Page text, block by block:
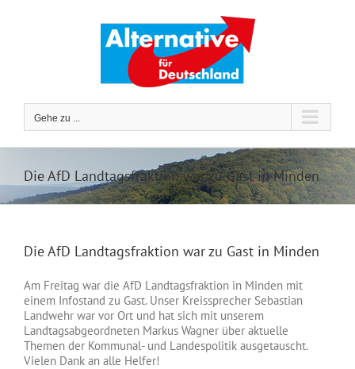
Gehe zu ...
Die AfD Landtagsfraktion war zu Gast in Minden
Die AfD Landtagsfraktion war zu Gast in Minden
Am Freitag war die AfD Landtagsfraktion in Minden mit
einem Infostand zu Gast. Unser Kreissprecher Sebastian
Landwehr war vor Ort und hat sich mit unserem
Landtagsabgeordneten Markus Wagner über aktuelle
Themen der Kommunal- und Landespolitik ausgetauscht.
Vielen Dank an alle Helfer!